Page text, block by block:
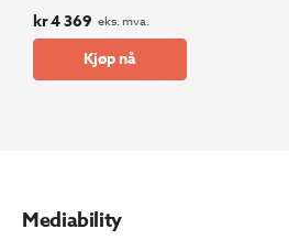
kr4 369 eks. mva.
Kjøp nå
Mediability